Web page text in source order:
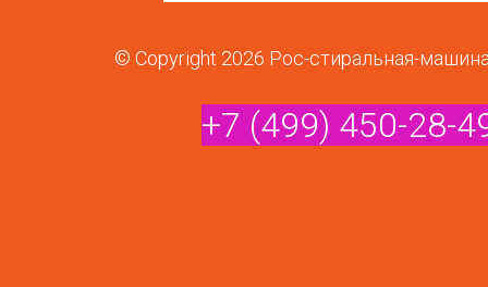
© Copyright 2026 Рос-стиральная-
+7 (499) 450-28-